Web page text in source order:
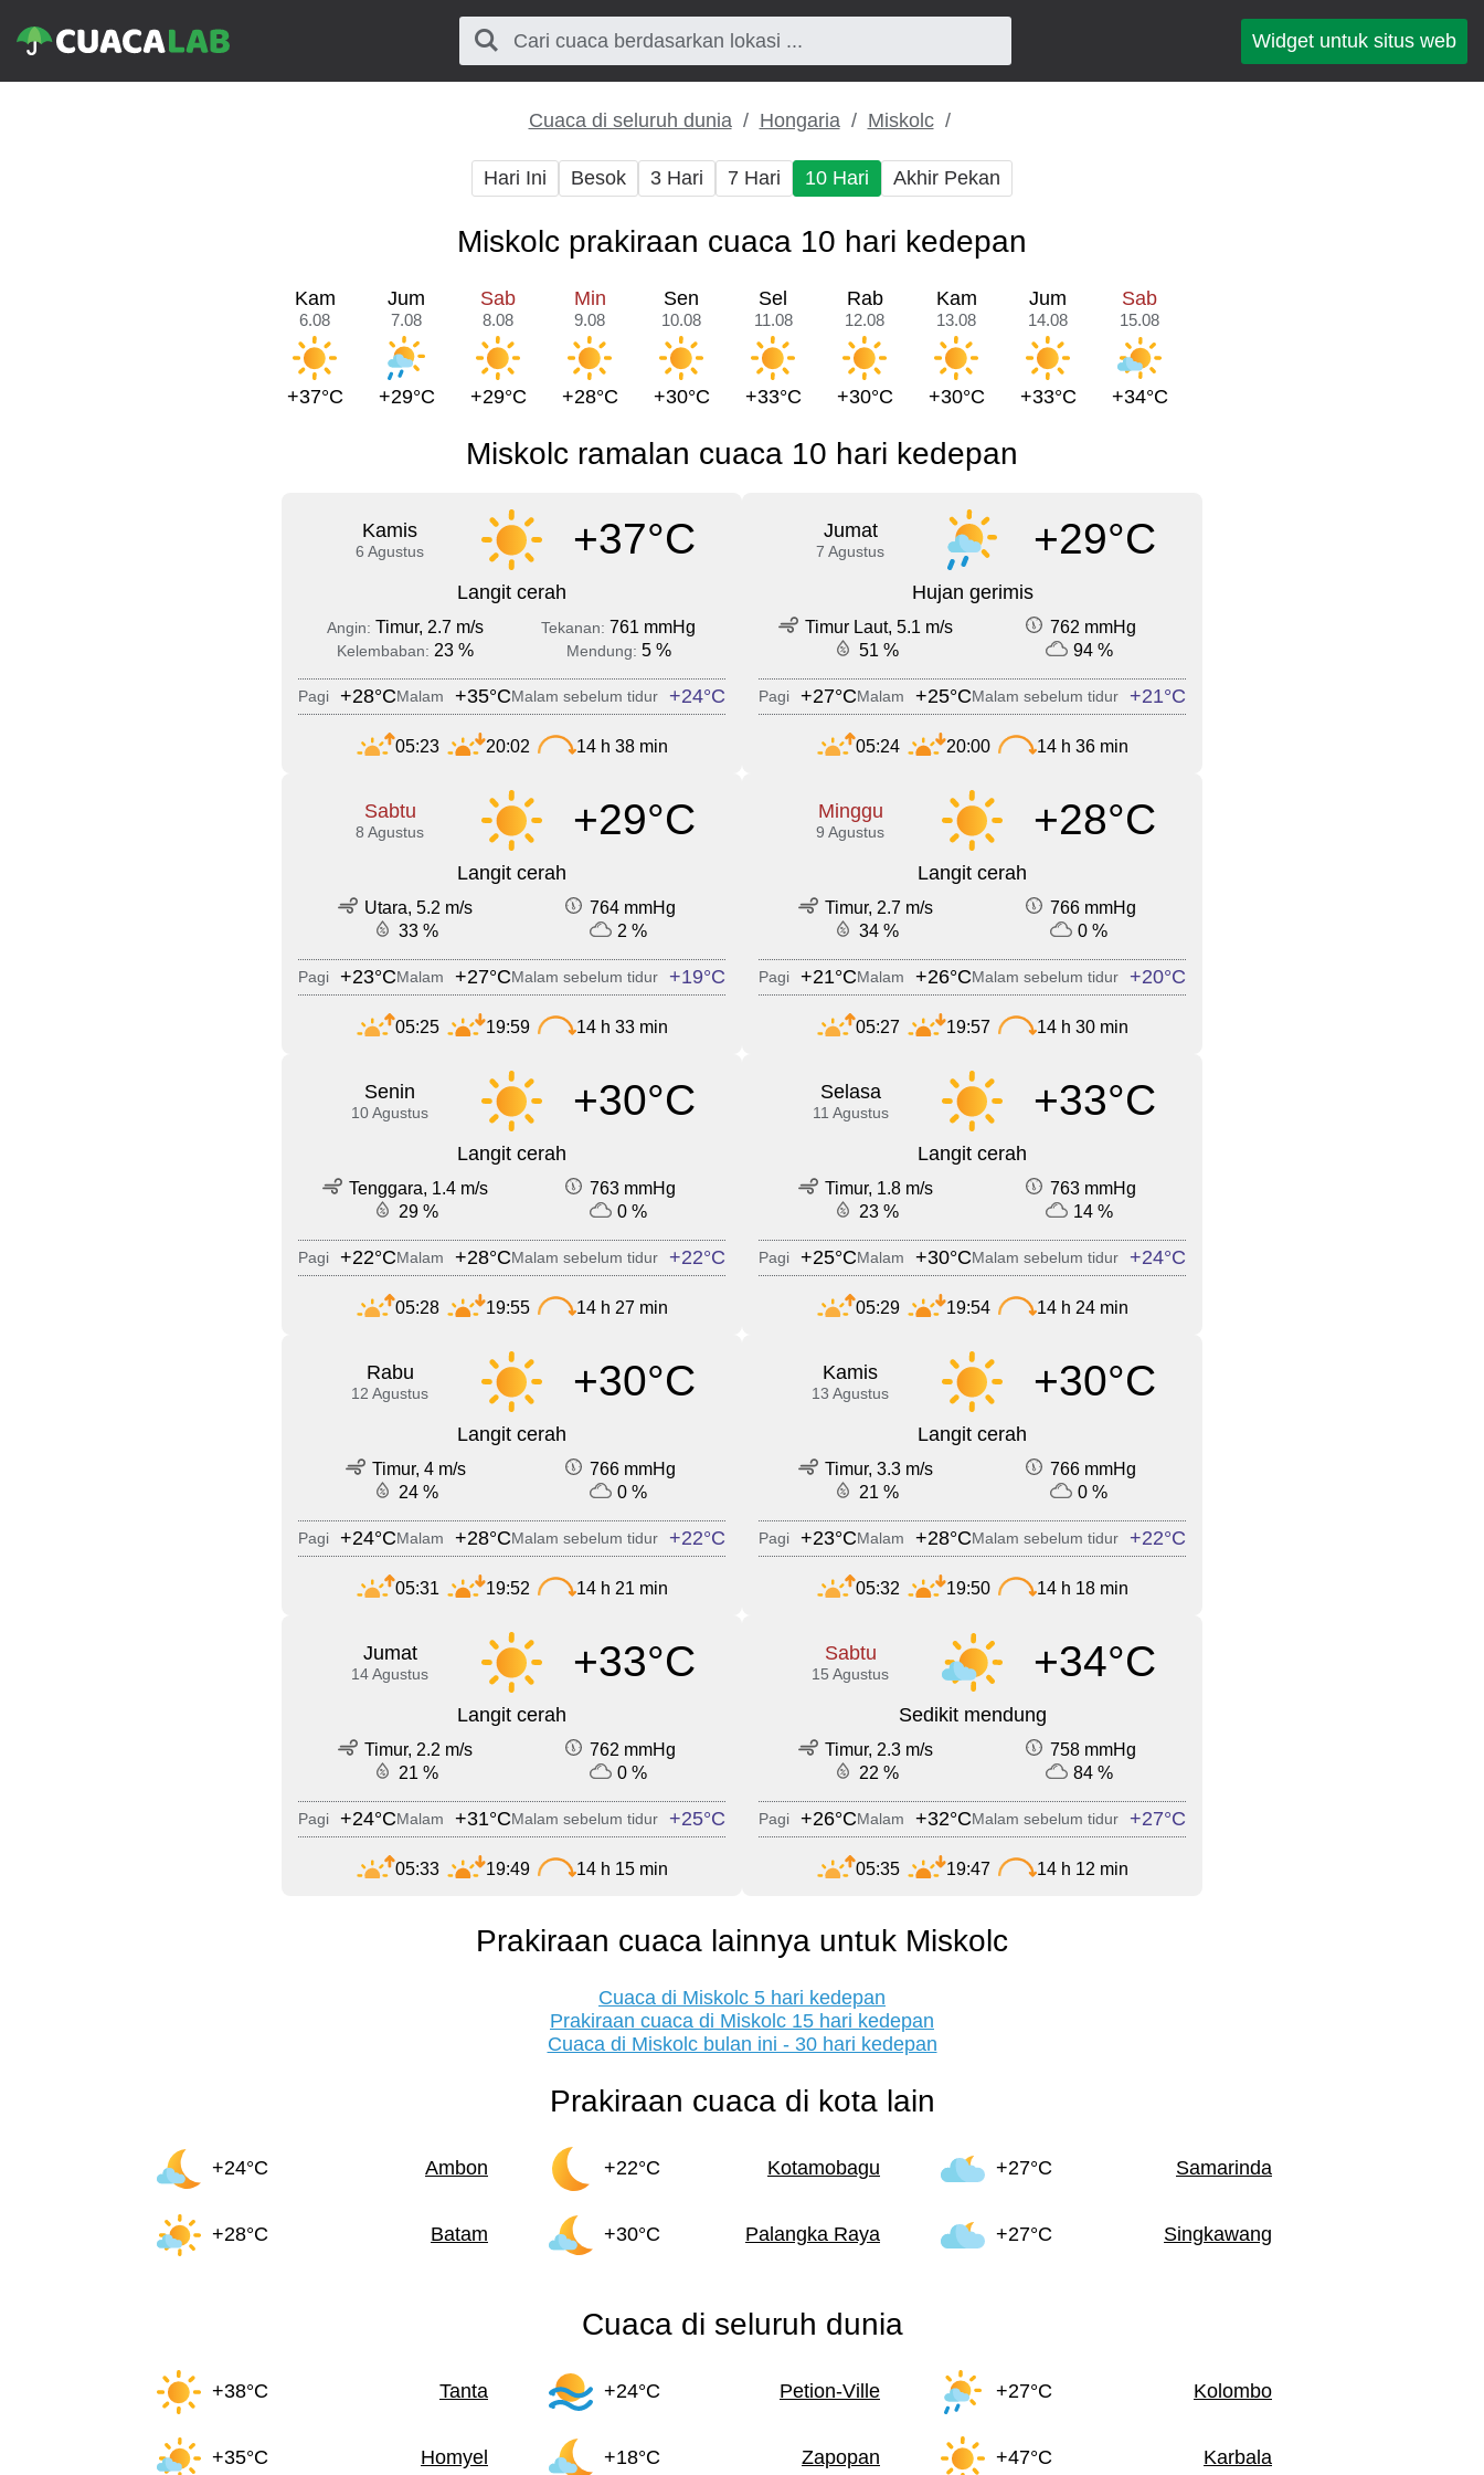
Widget untuk situs web
Cuaca di seluruh dunia Hongaria Miskolc
Hari Ini Besok 3 Hari 7 Hari 10 Hari Akhir Pekan
Miskolc prakiraan cuaca 10 hari kedepan
Kam
6.08
+37°C
Jum
7.08
+29°C
Sab
8.08
+29°C
Min
9.08
+28°C
Sen
10.08
+30°C
Sel
11.08
+33°C
Rab
12.08
+30°C
Kam
13.08
+30°C
Jum
14.08
+33°C
Sab
15.08
+34°C
Miskolc ramalan cuaca 10 hari kedepan
Kamis
6 Agustus +37°C
Langit cerah
Angin: Timur, 2.7 m/s Tekanan: 761 mmHg
Kelembaban: 23 % Mendung: 5 %
Pagi +28°CMalam +35°CMalam sebelum tidur +24°C
05:23 20:02 14 h 38 min
Jumat
7 Agustus +29°C
Hujan gerimis
Timur Laut, 5.1 m/s
762 mmHg
51 %
94 %
Pagi +27°CMalam +25°CMalam sebelum tidur +21°C
05:24 20:00 14 h 36 min
Sabtu
8 Agustus +29°C
Langit cerah
Utara, 5.2 m/s
764 mmHg
33 %
2 %
Pagi +23°CMalam +27°CMalam sebelum tidur +19°C
05:25 19:59 14 h 33 min
Minggu
9 Agustus +28°C
Langit cerah
Timur, 2.7 m/s
766 mmHg
34 %
0 %
Pagi +21°CMalam +26°CMalam sebelum tidur +20°C
05:27 19:57 14 h 30 min
Senin
10 Agustus +30°C
Langit cerah
Tenggara, 1.4 m/s
763 mmHg
29 %
0 %
Pagi +22°CMalam +28°CMalam sebelum tidur +22°C
05:28 19:55 14 h 27 min
Selasa
11 Agustus +33°C
Langit cerah
Timur, 1.8 m/s
763 mmHg
23 %
14 %
Pagi +25°CMalam +30°CMalam sebelum tidur +24°C
05:29 19:54 14 h 24 min
Rabu
12 Agustus +30°C
Langit cerah
Timur, 4 m/s
766 mmHg
24 %
0 %
Pagi +24°CMalam +28°CMalam sebelum tidur +22°C
05:31 19:52 14 h 21 min
Kamis
13 Agustus +30°C
Langit cerah
Timur, 3.3 m/s
766 mmHg
21 %
0 %
Pagi +23°CMalam +28°CMalam sebelum tidur +22°C
05:32 19:50 14 h 18 min
Jumat
14 Agustus +33°C
Langit cerah
Timur, 2.2 m/s
762 mmHg
21 %
0 %
Pagi +24°CMalam +31°CMalam sebelum tidur +25°C
05:33 19:49 14 h 15 min
Sabtu
15 Agustus +34°C
Sedikit mendung
Timur, 2.3 m/s
758 mmHg
22 %
84 %
Pagi +26°CMalam +32°CMalam sebelum tidur +27°C
05:35 19:47 14 h 12 min
Prakiraan cuaca lainnya untuk Miskolc
Cuaca di Miskolc 5 hari kedepan
Prakiraan cuaca di Miskolc 15 hari kedepan
Cuaca di Miskolc bulan ini - 30 hari kedepan
Prakiraan cuaca di kota lain
+24°C Ambon +22°C Kotamobagu +27°C Samarinda
+28°C Batam +30°C Palangka Raya +27°C Singkawang
Cuaca di seluruh dunia
+38°C Tanta +24°C Petion-Ville +27°C Kolombo
+35°C Homyel +18°C Zapopan +47°C Karbala